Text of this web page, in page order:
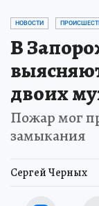
НОВОСТИ
В
двоих
Пожар мог
замыкания
Сергей Черных